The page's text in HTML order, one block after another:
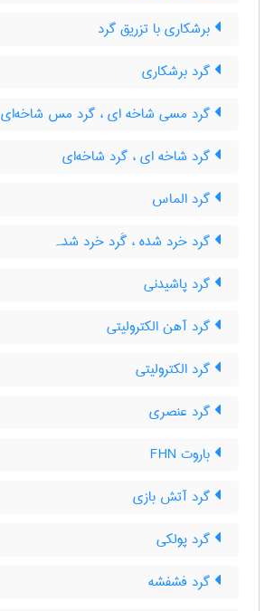
برشکاری با تزریق گرد
گرد برشکاری
گرد مسی شاخه ای ، گرد مس شاخه‌ای
گرد شاخه ای ، گرد شاخه‌ای
گرد الماس
گرد خرد شده ، گَرد خرد شدہ
گرد پاشیدنی
گرد آهن الکترولیتی
گرد الکترولیتی
گرد عنصری
باروت FHN
گرد آتش بازی
گرد پولکی
گرد فشفشه